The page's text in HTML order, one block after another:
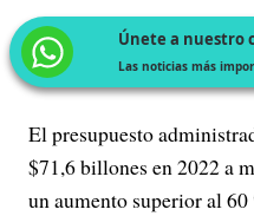
Únete a nuestro
Las noticias más
El presupuesto
$71,6 billones en 2022 a
un aumento superior al 60